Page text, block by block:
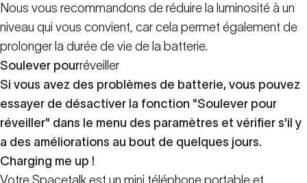
Nous vous recommandons de réduire la luminosité à un
niveau qui vous convient, car cela permet également de
prolonger la durée de vie de la batterie.
Soulever pourréveiller
Si vous avez des problèmes de batterie, vous pouvez
essayer de désactiver la fonction "Soulever pour
réveiller" dans le menu des paramètres et vérifier s'il y
a des améliorations au bout de quelques jours.
Charging me up !
Votre Spacetalk est un mini téléphone portable et,